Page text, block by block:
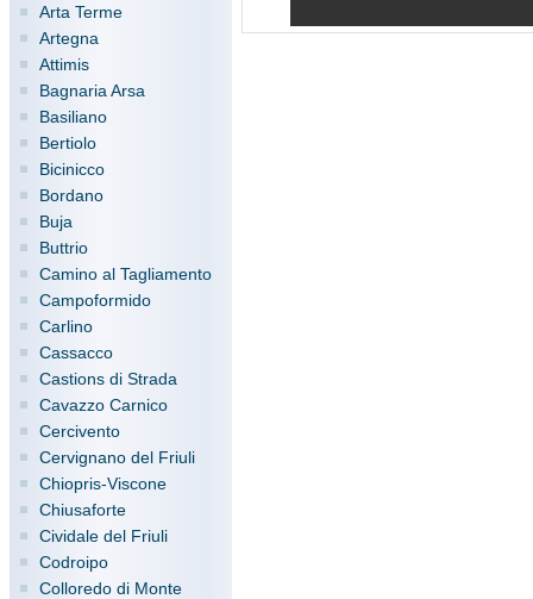
Arta Terme
Artegna
Attimis
Bagnaria Arsa
Basiliano
Bertiolo
Bicinicco
Bordano
Buja
Buttrio
Camino al Tagliamento
Campoformido
Carlino
Cassacco
Castions di Strada
Cavazzo Carnico
Cercivento
Cervignano del Friuli
Chiopris-Viscone
Chiusaforte
Cividale del Friuli
Codroipo
Colloredo di Monte